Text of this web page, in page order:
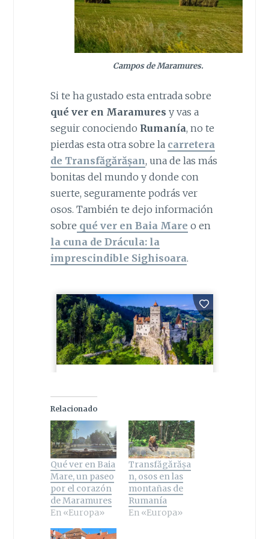
Campos de Maramures.
Si te ha gustado esta entrada sobre
qué ver en Maramures y vas a
seguir conociendo Rumanía, no te
pierdas esta otra sobre la carretera
de Transfăgărășan, una de las más
bonitas del mundo y donde con
suerte, seguramente podrás ver
osos. También te dejo información
sobre qué ver en Baia Mare o en
la cuna de Drácula: la
imprescindible Sighisoara.
Relacionado
Qué ver en Baia
Mare, un paseo
por el corazón
de Maramures
En «Europa»
Transfăgărășa
n, osos en las
montañas de
Rumanía
En «Europa»